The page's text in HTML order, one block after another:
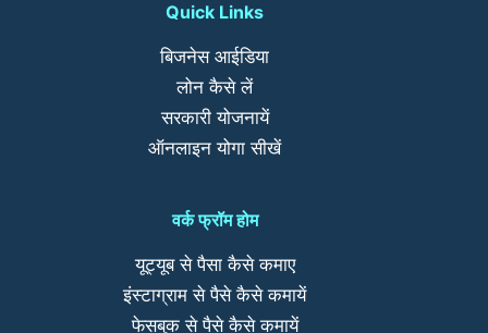
Quick Links
बिजनेस आईडिया
लोन कैसे लें
सरकारी योजनायें
ऑनलाइन योगा सीखें
वर्क फ्रॉम होम
यूट्यूब से पैसा कैसे कमाए
इंस्टाग्राम से पैसे कैसे कमायें
फेसबुक से पैसे कैसे कमायें